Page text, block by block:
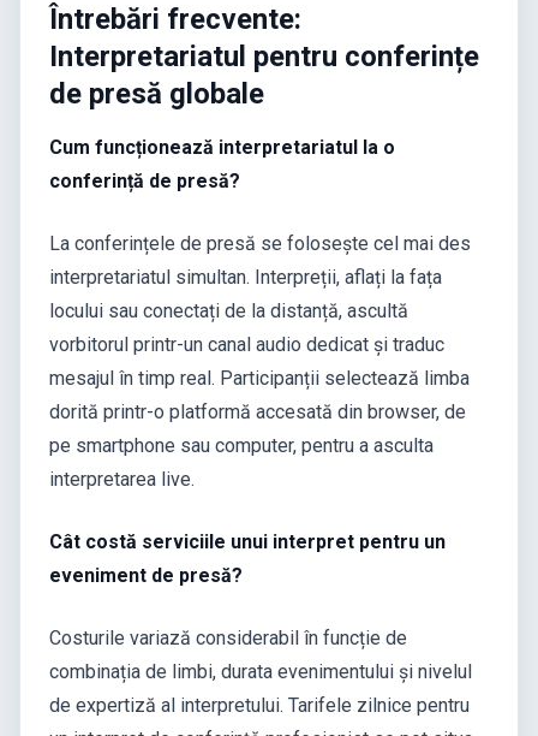
Întrebări frecvente:
Interpretariatul pentru conferințe
de presă globale
Cum funcționează interpretariatul la o
conferință de presă?
La conferințele de presă se folosește cel mai des
interpretariatul simultan. Interpreții, aflați la fața
locului sau conectați de la distanță, ascultă
vorbitorul printr-un canal audio dedicat și traduc
mesajul în timp real. Participanții selectează limba
dorită printr-o platformă accesată din browser, de
pe smartphone sau computer, pentru a asculta
interpretarea live.
Cât costă serviciile unui interpret pentru un
eveniment de presă?
Costurile variază considerabil în funcție de
combinația de limbi, durata evenimentului și nivelul
de expertiză al interpretului. Tarifele zilnice pentru